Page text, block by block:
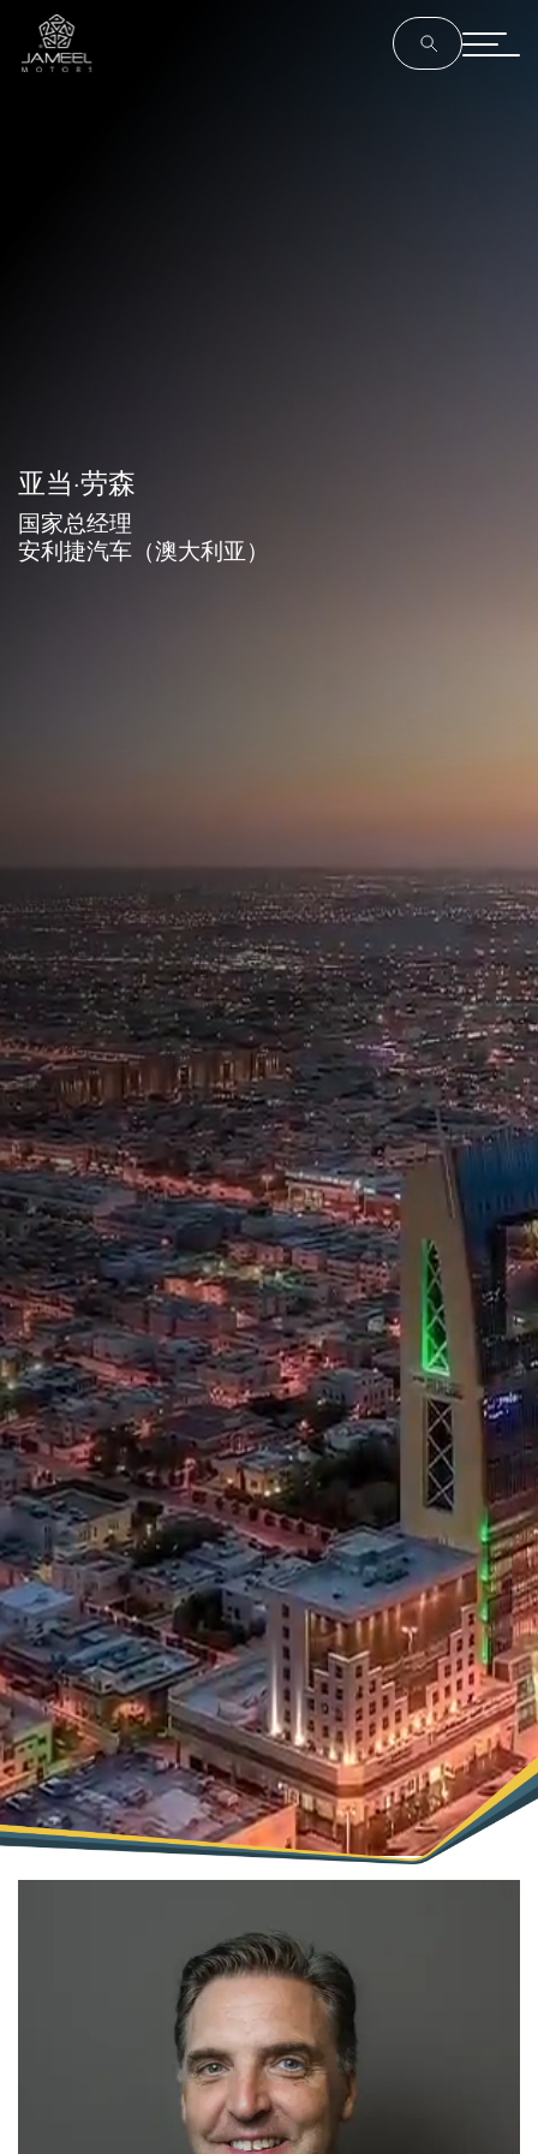
亚当·劳森
国家总经理
安利捷汽车（澳大利亚）